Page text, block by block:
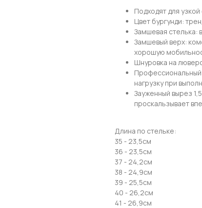
Отправить
Нажимая на кнопку, вы даете согласие на обработку своих
персональных данных согласно 152-ФЗ.Подробнее
Подходят для узкой
Цвет бургунди:
Замшевая стелька:
Замшевый верх:
хорошую
Шнуровка на
Профессиональный
нагрузку при
Зауженный вырез
проскальзывает
Длина по стельке:
35 - 23,5см
36 - 23,5см
37 - 24,2см
38 - 24,9см
39 - 25,5см
40 - 26,2см
41 - 26,9см